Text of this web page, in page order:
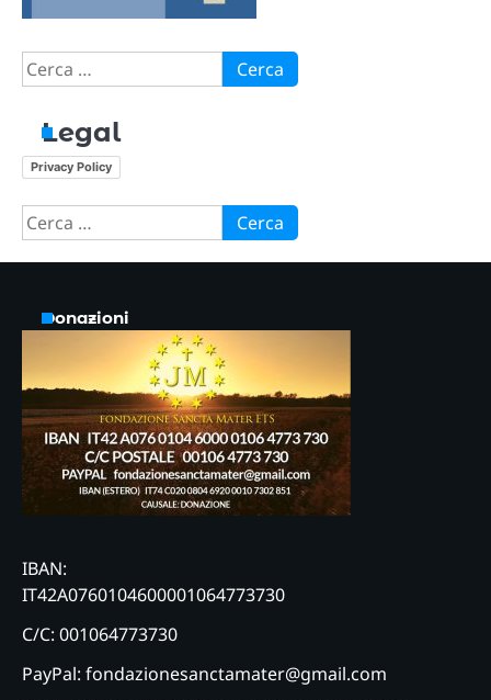
Ricerca
per:
Legal
Privacy Policy
Ricerca
per:
Donazioni
IBAN:
IT42A0760104600001064773730
C/C: 001064773730
PayPal: fondazionesanctamater@gmail.com